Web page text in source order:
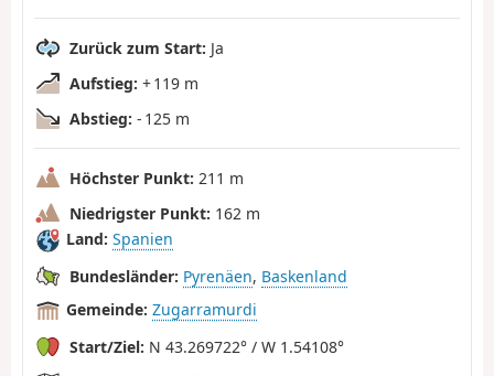
Zurück zum Start: Ja
Aufstieg: + 119 m
Abstieg: - 125 m
Höchster Punkt: 211 m
Niedrigster Punkt: 162 m
Land: Spanien
Bundesländer: Pyrenäen, Baskenland
Gemeinde: Zugarramurdi
Start/Ziel: N 43.269722° / W 1.54108°